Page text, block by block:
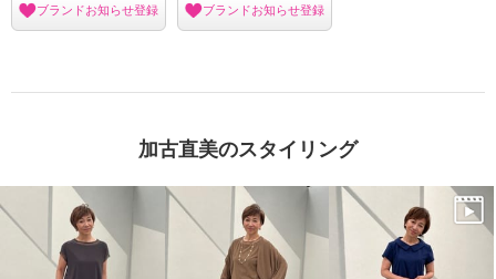
ブランドお知らせ登録 ブランドお知らせ登録
加古直美のスタイリング